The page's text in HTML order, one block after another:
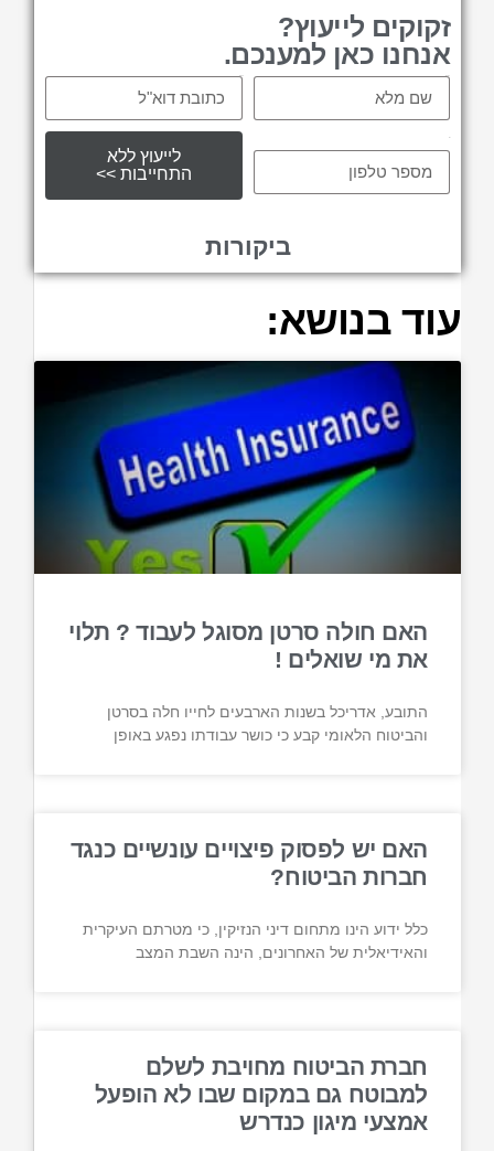
זקוקים לייעוץ?
אנחנו כאן למענכם.
לייעוץ ללא
התחייבות >>
ביקורות
עוד בנושא:
האם חולה סרטן מסוגל לעבוד ? תלוי
את מי שואלים !
התובע, אדריכל בשנות הארבעים לחייו חלה בסרטן
והביטוח הלאומי קבע כי כושר עבודתו נפגע באופן
האם יש לפסוק פיצויים עונשיים כנגד
חברות הביטוח?
כלל ידוע הינו מתחום דיני הנזיקין, כי מטרתם העיקרית
והאידיאלית של האחרונים, הינה השבת המצב
חברת הביטוח מחויבת לשלם
למבוטח גם במקום שבו לא הופעל
אמצעי מיגון כנדרש